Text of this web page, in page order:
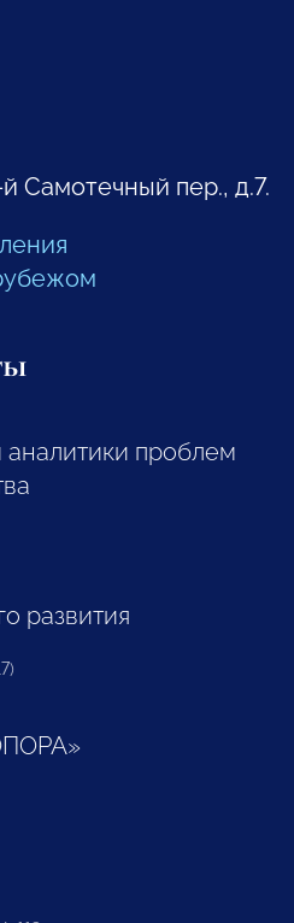
Самотечный пер., д.7.
аналитики проблем
развития